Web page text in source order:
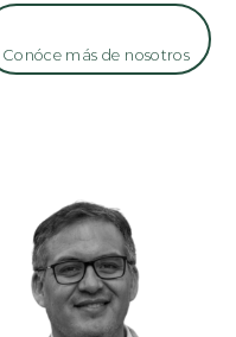
Conóce más de nosotros